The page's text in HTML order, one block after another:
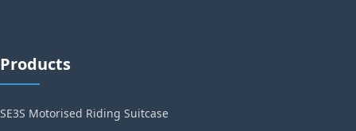
Products
SE3S Motorised Riding Suitcase